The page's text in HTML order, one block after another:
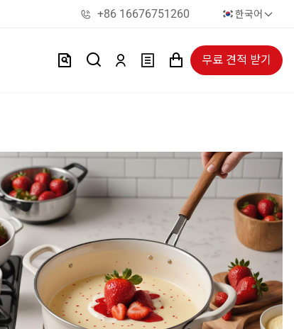
+86 16676751260 한국어
무료 견적 받기